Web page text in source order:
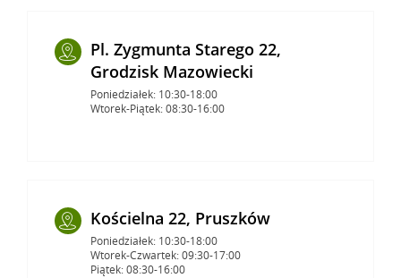
Pl. Zygmunta Starego 22,
Grodzisk Mazowiecki
Poniedziałek: 10:30-18:00
Wtorek-Piątek: 08:30-16:00
Kościelna 22, Pruszków
Poniedziałek: 10:30-18:00
Wtorek-Czwartek: 09:30-17:00
Piątek: 08:30-16:00